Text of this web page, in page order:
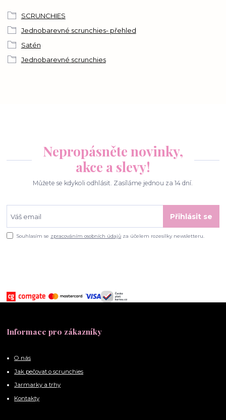
SCRUNCHIES
Jednobarevné scrunchies- přehled
Satén
Jednobarevné scrunchies
Nepropásněte novinky,
akce a slevy!
Můžete se kdykoli odhlásit. Zasíláme jednou za 14 dní.
Přihlásit se
Souhlasím se zpracováním osobních údajů za účelem rozesílky newsletteru.
Informace pro zákazníky
O nás
Jak pečovat o scrunchies
Jarmarky a trhy
Kontakty